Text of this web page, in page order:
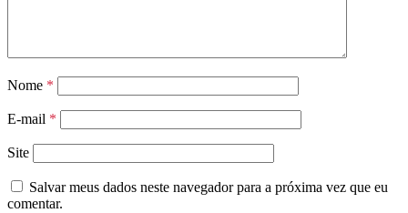
Nome *
E-mail *
Site
Salvar meus dados neste navegador para a próxima vez que eu
comentar.